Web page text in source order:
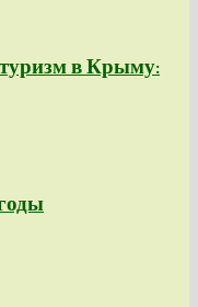
в Крыму: